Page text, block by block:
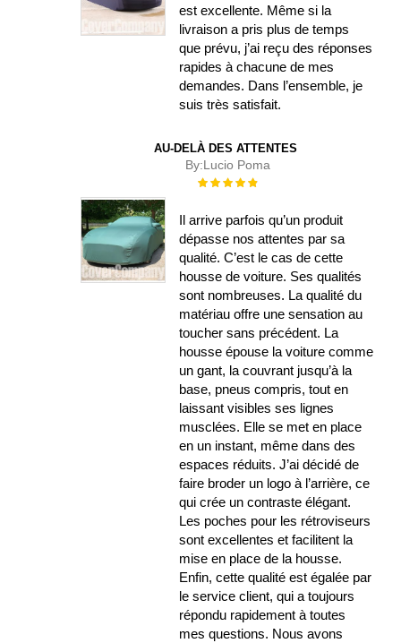
est excellente. Même si la
livraison a pris plus de temps
que prévu, j’ai reçu des réponses
rapides à chacune de mes
demandes. Dans l’ensemble, je
suis très satisfait.
AU-DELÀ DES ATTENTES
By:Lucio Poma
Évaluation :
Il arrive parfois qu’un produit
dépasse nos attentes par sa
qualité. C’est le cas de cette
housse de voiture. Ses qualités
sont nombreuses. La qualité du
matériau offre une sensation au
toucher sans précédent. La
housse épouse la voiture comme
un gant, la couvrant jusqu’à la
base, pneus compris, tout en
laissant visibles ses lignes
musclées. Elle se met en place
en un instant, même dans des
espaces réduits. J’ai décidé de
faire broder un logo à l’arrière, ce
qui crée un contraste élégant.
Les poches pour les rétroviseurs
sont excellentes et facilitent la
mise en place de la housse.
Enfin, cette qualité est égalée par
le service client, qui a toujours
répondu rapidement à toutes
mes questions. Nous avons